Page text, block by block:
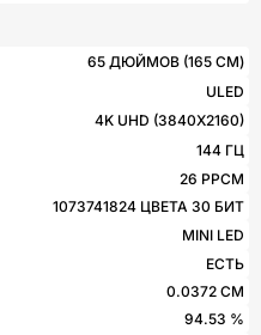
65 ДЮЙМОВ (165 СМ)
ULED
4K UHD (3840X2160)
144 ГЦ
26 PPCM
1073741824 ЦВЕТА 30 БИТ
MINI LED
ЕСТЬ
0.0372 СМ
94.53 %